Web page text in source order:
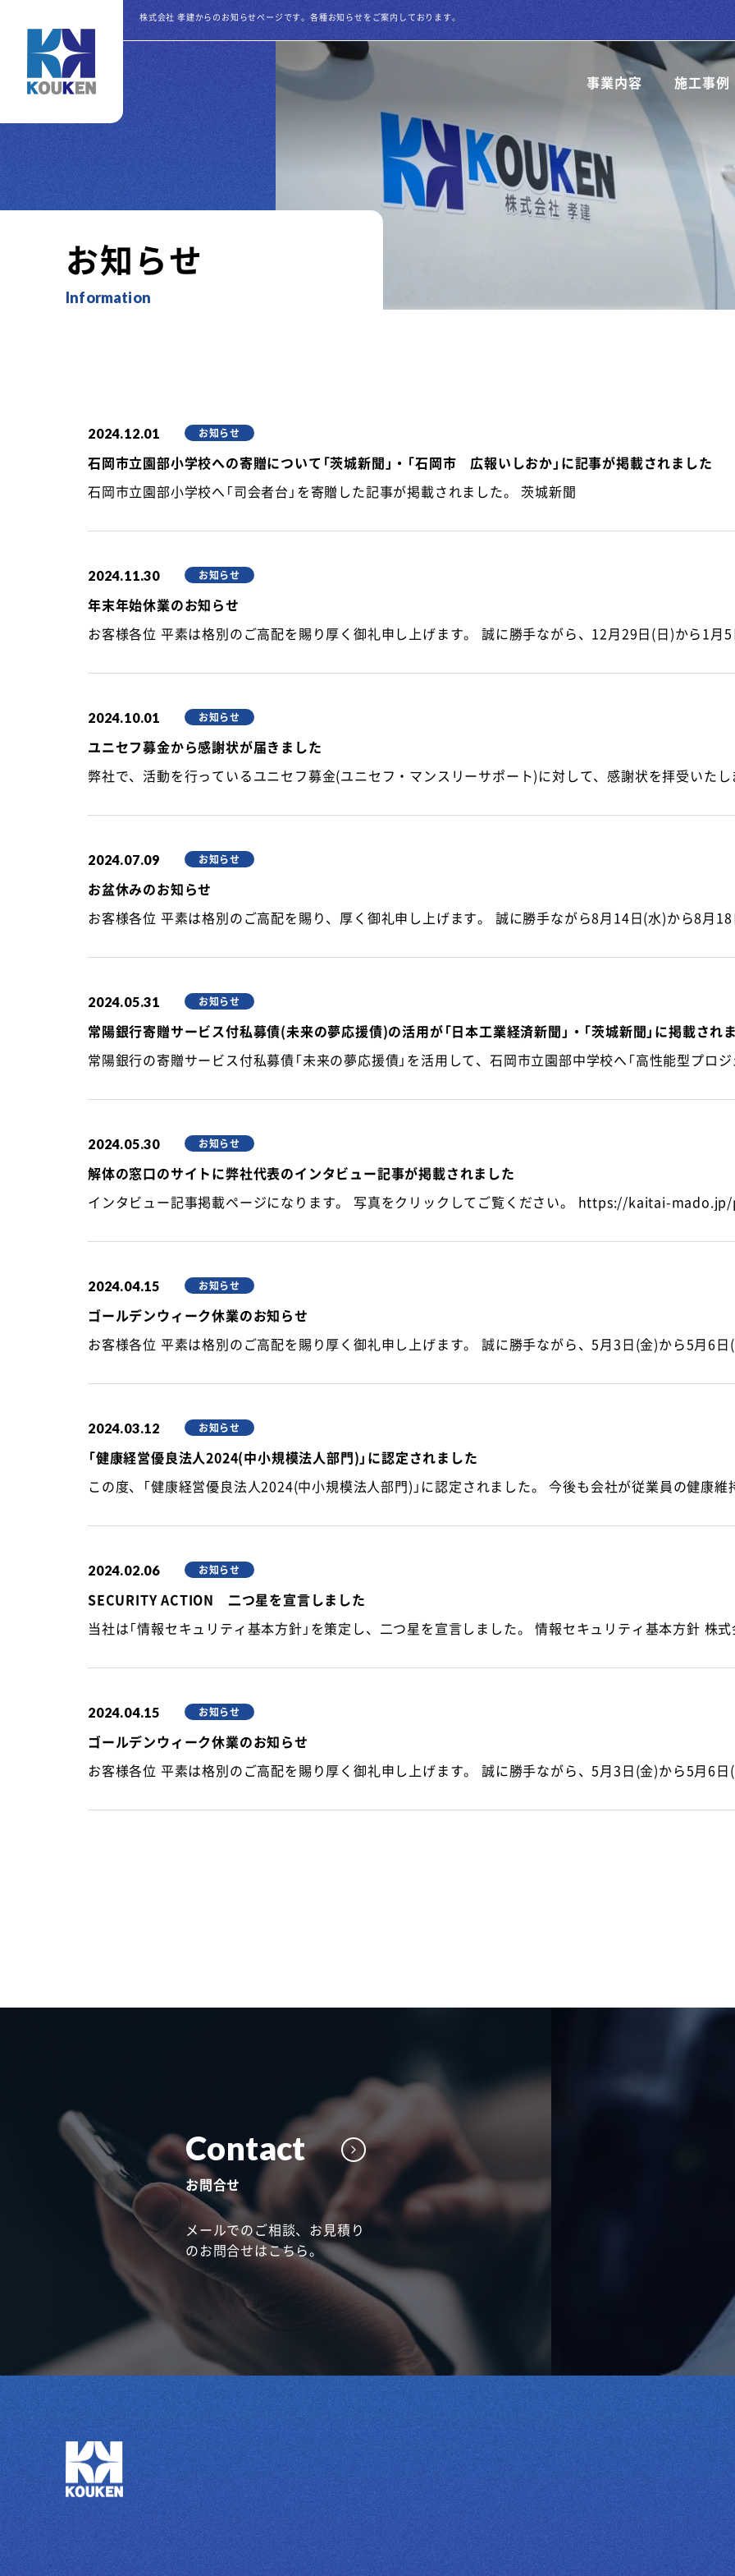
株式会社 孝建からのお知らせページです。各種お知らせをご案内しております。
事業内容
各種建築工事
施工事例
お知らせ
Information
2024.12.01 お知らせ
石岡市立園部小学校への寄贈について「茨城新聞」・「石岡市 広報いしおか」に記事が掲載されました
2024.11.30 お知らせ
年末年始休業のお知らせ
2024.10.01 お知らせ
ユニセフ募金から感謝状が届きました
2024.07.09 お知らせ
お盆休みのお知らせ
2024.05.31 お知らせ
常陽銀行寄贈サービス付私募債(未来の夢応援債)の活用が「日本工業経済新聞」・「茨城新聞」に掲載され
2024.05.30 お知らせ
解体の窓口のサイトに弊社代表のインタビュー記事が掲載されました
2024.04.15 お知らせ
ゴールデンウィーク休業のお知らせ
2024.03.12 お知らせ
「健康経営優良法人2024(中小規模法人部門)」に認定されました
2024.02.06 お知らせ
SECURITY ACTION 二つ星を宣言しました
2024.04.15 お知らせ
ゴールデンウィーク休業のお知らせ
Contact
お問合せ
メールでのご相談、お見積り
のお問合せはこちら。